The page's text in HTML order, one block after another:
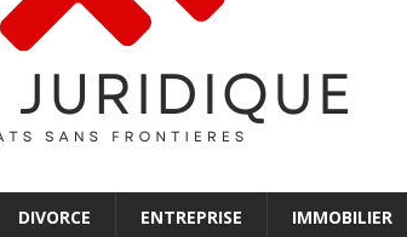
DIVORCE ENTREPRISE IMMOBILIER